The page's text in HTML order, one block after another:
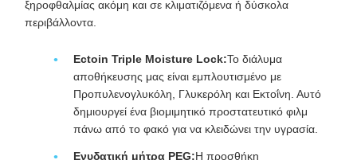
ξηροφθαλμίας ακόμη και σε κλιματιζόμενα ή δύσκολα
περιβάλλοντα.
Ectoin Triple Moisture Lock:Το διάλυμα
αποθήκευσης μας είναι εμπλουτισμένο με
Προπυλενογλυκόλη, Γλυκερόλη και Εκτοΐνη. Αυτό
δημιουργεί ένα βιομιμητικό προστατευτικό φιλμ
πάνω από το φακό για να κλειδώνει την υγρασία.
Ενυδατική μήτρα PEG:Η προσθήκη